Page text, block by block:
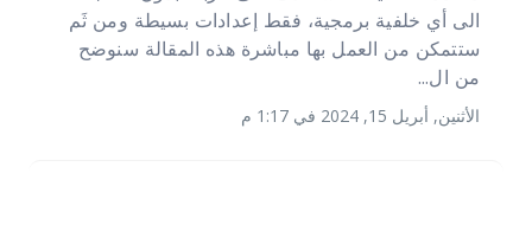
الى أي خلفية برمجية، فقط إعدادات بسيطة ومن ثَم
ستتمكن من العمل بها مباشرة هذه المقالة سنوضح
من ال...
الأثنين, أبريل 15, 2024 في 1:17 م